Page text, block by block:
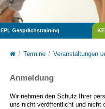
EPL Gesprächstraining
Termine Veranstaltungen
Anmeldung
Wir nehmen den Schutz Ihrer
uns nicht veröffentlicht und nicht